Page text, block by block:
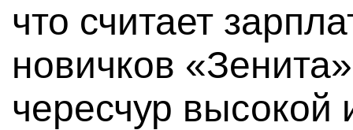
что считает
новичков
чересчур высокой